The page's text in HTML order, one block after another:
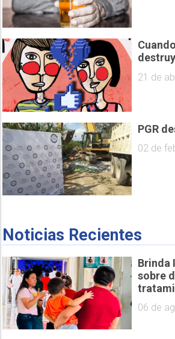
21 de
PGR
02 de
Noticias Recientes
Brinda
sobre
06 de